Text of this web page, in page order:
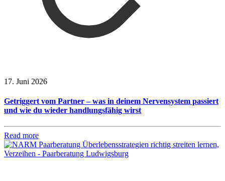
17. Juni 2026
Getriggert vom Partner – was in deinem Nervensystem passiert
und wie du wieder handlungsfähig wirst
Read more